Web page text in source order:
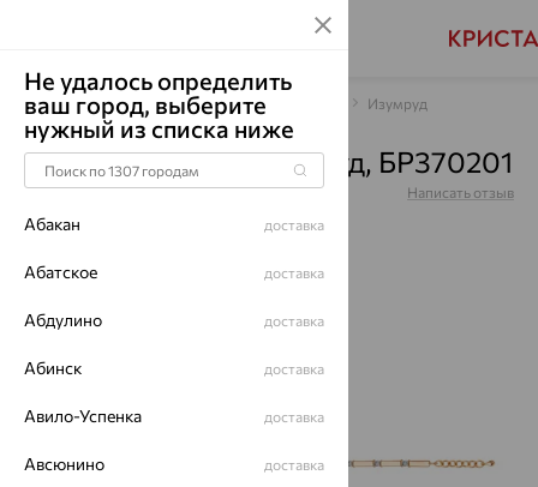
Главная Каталог Браслеты декоративные Изумруд
Браслет, золото, изумруд, БР370201
Артикул:БР370201 Написать отзыв
Не удалось определить
ваш город, выберите
нужный из списка ниже
Абакан доставка
Абатское доставка
Абдулино доставка
Абинск доставка
Авило-Успенка доставка
Авсюнино доставка